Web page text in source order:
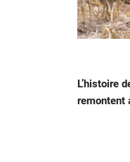
L’histoire
remontent